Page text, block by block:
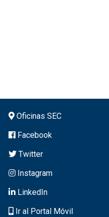
Oficinas SEC
Facebook
Twitter
Instagram
LinkedIn
Ir al Portal Móvil